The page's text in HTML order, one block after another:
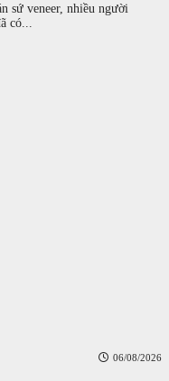
sứ veneer, nhiều người
có...
06/08/2026